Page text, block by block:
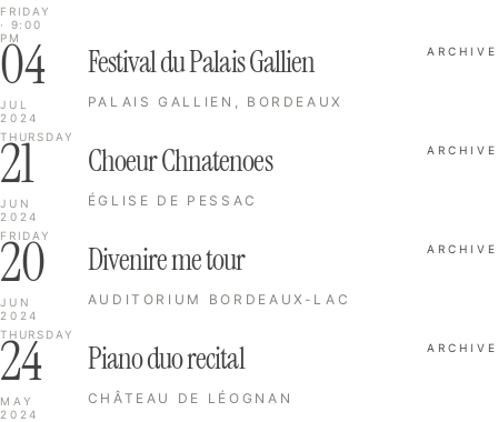
FRIDAY
· 9:00
PM
04
JUL
2024
THURSDAY
Festival du Palais Gallien
PALAIS GALLIEN, BORDEAUX
ARCHIVE
21
JUN
2024
FRIDAY
Choeur Chnatenoes
ÉGLISE DE PESSAC
ARCHIVE
20
JUN
2024
THURSDAY
Divenire me tour
AUDITORIUM BORDEAUX-LAC
ARCHIVE
24
MAY
2024
Piano duo recital
CHÂTEAU DE LÉOGNAN
ARCHIVE